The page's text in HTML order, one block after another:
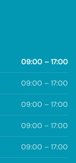
09:00 – 17:00
09:00 – 17:00
09:00 – 17:00
09:00 – 17:00
09:00 – 17:00